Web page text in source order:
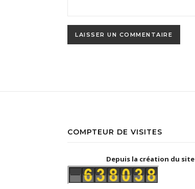
COMPTEUR DE VISITES
Depuis la création du site